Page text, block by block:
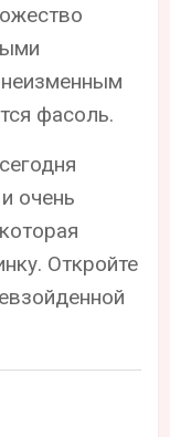
фасоль.
очень
Откройте